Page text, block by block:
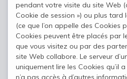
pendant votre visite du site Web
Cookie de session ») ou plus tard
(ce que l’on appelle des Cookies
Cookies peuvent être placés par
que vous visitez ou par des
site Web collabore. Le serveur
uniquement lire les Cookies qu’il
n’a pas accès à d’autres